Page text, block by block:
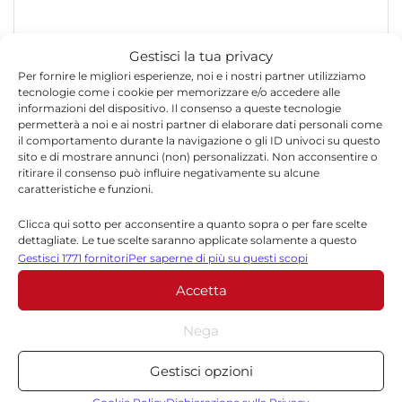
Gestisci la tua privacy
Per fornire le migliori esperienze, noi e i nostri partner utilizziamo
tecnologie come i cookie per memorizzare e/o accedere alle
informazioni del dispositivo. Il consenso a queste tecnologie
permetterà a noi e ai nostri partner di elaborare dati personali come
il comportamento durante la navigazione o gli ID univoci su questo
sito e di mostrare annunci (non) personalizzati. Non acconsentire o
ritirare il consenso può influire negativamente su alcune
caratteristiche e funzioni.
Clicca qui sotto per acconsentire a quanto sopra o per fare scelte
dettagliate. Le tue scelte saranno applicate solamente a questo
sito. È possibile modificare le impostazioni in qualsiasi momento,
compreso il ritiro del consenso, utilizzando i pulsanti della Cookie
Policy o cliccando sul pulsante di gestione del consenso nella parte
inferiore dello schermo.
Statistiche
Archiviare informazioni su dispositivo e/o accedervi, Misurare le
prestazioni degli annunci, Misurare le prestazioni dei contenuti,
Gestisci 1771 fornitoriPer saperne di più su questi scopi
Accetta
Nega
Gestisci opzioni
Nome*
Email*